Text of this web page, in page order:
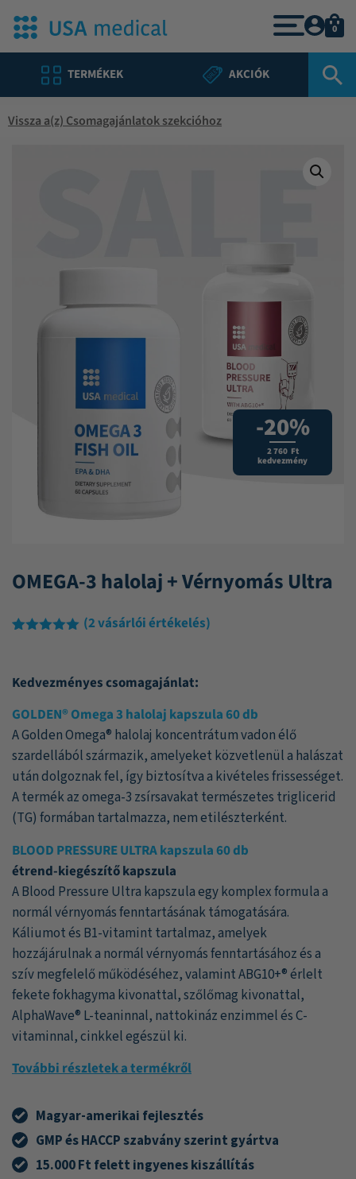
TERMÉKEK AKCIÓK
0
Vissza a(z) Csomagajánlatok szekcióhoz
-20%
2 760 Ft
kedvezmény
OMEGA-3 halolaj + Vérnyomás Ultra
értékelés
(2vásárlói értékelés)
Kedvezményes csomagajánlat:
GOLDEN® Omega 3 halolaj kapszula 60 db
A Golden Omega® halolaj koncentrátum vadon élő
szardellából származik, amelyeket közvetlenül a halászat
után dolgoznak fel, így biztosítva a kivételes frissességet.
A termék az omega-3 zsírsavakat természetes triglicerid
(TG) formában tartalmazza, nem etilészterként.
BLOOD PRESSURE ULTRA kapszula 60 db
étrend-kiegészítő kapszula
A Blood Pressure Ultra kapszula egy komplex formula a
normál vérnyomás fenntartásának támogatására.
Káliumot és B1-vitamint tartalmaz, amelyek
hozzájárulnak a normál vérnyomás fenntartásához és a
szív megfelelő működéséhez, valamint ABG10+® érlelt
fekete fokhagyma kivonattal, szőlőmag kivonattal,
AlphaWave® L-teaninnal, nattokináz enzimmel és C-
vitaminnal, cinkkel egészül ki.
További részletek a termékről
Magyar-amerikai fejlesztés
GMP és HACCP szabvány szerint gyártva
15.000 Ft felett ingyenes kiszállítás